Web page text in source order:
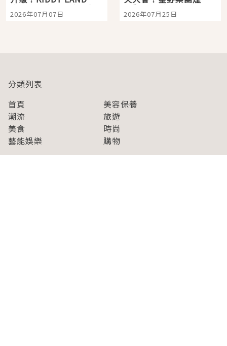
宿店吉伊卡哇迎客，新
開幕 OMOKADO 店3分
2026年07月07日 景觀飯店6選，讓你不用
人擠人悠閒欣賞
2026年07月25日
分類列表
首頁
美容保養
潮流
旅遊
美食
時尚
藝能娛樂
購物